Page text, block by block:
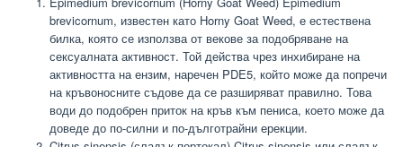
brevicornum, известен като Horny Goat Weed, е естествена
билка, която се използва от векове за подобряване на
сексуалната активност. Той действа чрез инхибиране на
активността на ензим, наречен PDE5, който може да попречи
на кръвоносните съдове да се разширяват правилно. Това
води до подобрен приток на кръв към пениса, което може да
доведе до по-силни и по-дълготрайни ерекции.